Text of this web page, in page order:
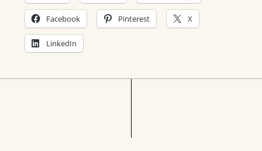
Facebook Pinterest X
LinkedIn